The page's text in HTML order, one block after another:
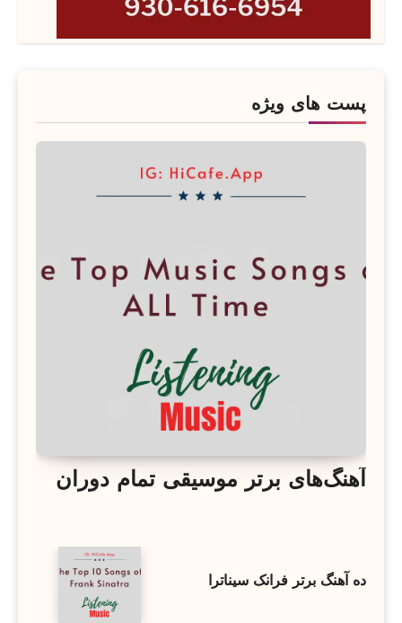
پست های ویژه
آهنگ‌های برتر موسیقی تمام دوران
ده آهنگ برتر فرانک سیناترا